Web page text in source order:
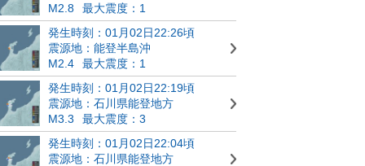
M2.8
最大震度：1
発生時刻：01月02日22:26頃
震源地：能登半島沖
M2.4
最大震度：1
発生時刻：01月02日22:19頃
震源地：石川県能登地方
M3.3
最大震度：3
発生時刻：01月02日22:04頃
震源地：石川県能登地方